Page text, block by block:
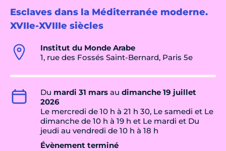
Esclaves dans la Méditerranée moderne.
XVIIe-XVIIIe siècles
Institut du Monde Arabe
1, rue des Fossés Saint-Bernard, Paris 5e
Du mardi 31 mars au dimanche 19 juillet
2026
Le mercredi de 10 h à 21 h 30, Le samedi et Le
dimanche de 10 h à 19 h et Le mardi et Du
jeudi au vendredi de 10 h à 18 h
Évènement terminé